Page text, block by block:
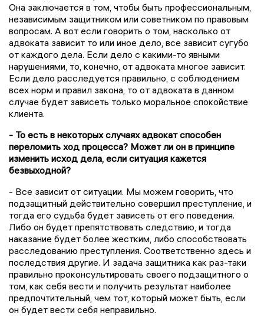
Она заключается в том, чтобы быть профессиональным,
независимым защитником или советником по правовым
вопросам. А вот если говорить о том, насколько от
адвоката зависит то или иное дело, все зависит сугубо
от каждого дела. Если дело с какими-то явными
нарушениями, то, конечно, от адвоката многое зависит.
Если дело расследуется правильно, с соблюдением
всех норм и правил закона, то от адвоката в данном
случае будет зависеть только моральное спокойствие
клиента.
- То есть в некоторых случаях адвокат способен
переломить ход процесса? Может ли он в принципе
изменить исход дела, если ситуация кажется
безвыходной?
- Все зависит от ситуации. Мы можем говорить, что
подзащитный действительно совершил преступление, и
тогда его судьба будет зависеть от его поведения.
Либо он будет препятствовать следствию, и тогда
наказание будет более жестким, либо способствовать
расследованию преступления. Соответственно здесь и
последствия другие. И задача защитника как раз-таки
правильно проконсультировать своего подзащитного о
том, как себя вести и получить результат наиболее
предпочтительный, чем тот, который может быть, если
он будет вести себя неправильно.